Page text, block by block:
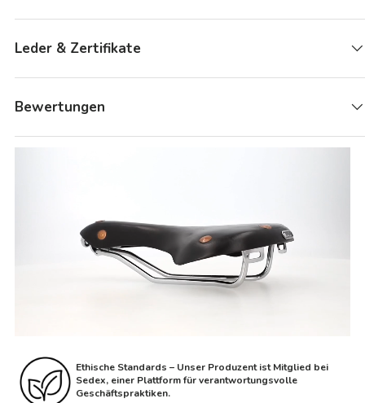
Leder & Zertifikate
Bewertungen
Ethische Standards – Unser Produzent ist Mitglied bei
Sedex, einer Plattform für verantwortungsvolle
Geschäftspraktiken.